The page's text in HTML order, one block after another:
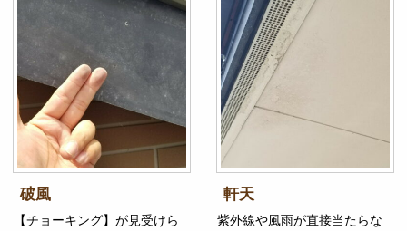
破風
【チョーキング】が見受けら
軒天
紫外線や風雨が直接当たらな